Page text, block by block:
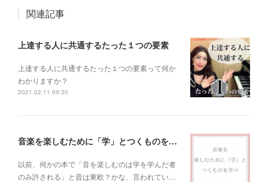
関連記事
上達する人に共通するたった１つの要素
上達する人に共通するたった１つの要素って何か
わかりますか？
2021.02.11 09:30
音楽を楽しむために「学」とつくものを学べ！
以前、何かの本で「音を楽しむのは学を学んだ者
のみ許される」と昔は東欧？かな、言われてい…